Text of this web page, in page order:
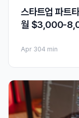
스타트업 파트
월 $3,000-
Apr 304 min